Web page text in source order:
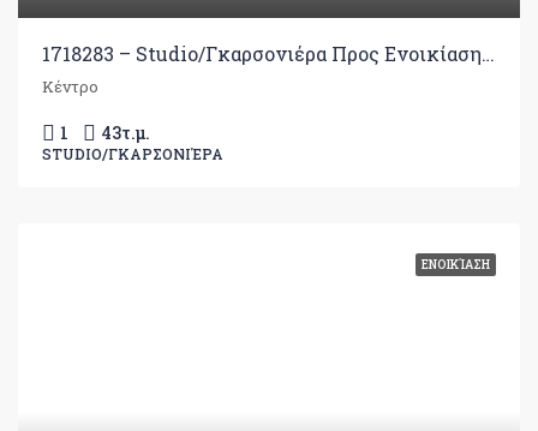
1718283 – Studio/Γκαρσονιέρα Προς Ενοικίαση, Ιωάννινα, 43 τ.μ., €450
Κέντρο
1 43τ.μ.
STUDIO/ΓΚΑΡΣΟΝΙΈΡΑ
ΕΝΟΙΚΊΑΣΗ